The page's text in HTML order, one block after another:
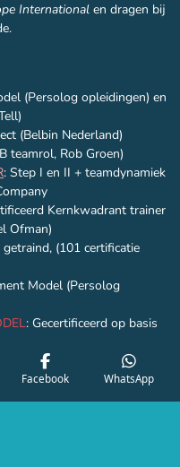
International en dragen bij
(Persolog opleidingen) en
(Belbin Nederland)
teamrol, Rob Groen)
: Step I en II + teamdynamiek
Kernkwadrant trainer
Ofman)
getraind, (101 certificatie
Model (Persolog
: Gecertificeerd op basis
en Belbin?
Facebook WhatsApp